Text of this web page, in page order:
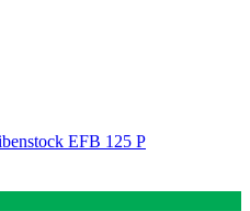
EFB 125 P